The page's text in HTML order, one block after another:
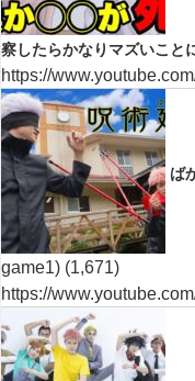
察したらかなりマズいこと
https://
ば
game1) (1,671)
https://